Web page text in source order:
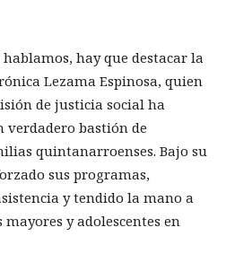
hay que destacar la
Lezama Espinosa, quien
de justicia social ha
verdadero bastión de
quintanarroenses. Bajo su
sus programas,
y tendido la mano a
y adolescentes en